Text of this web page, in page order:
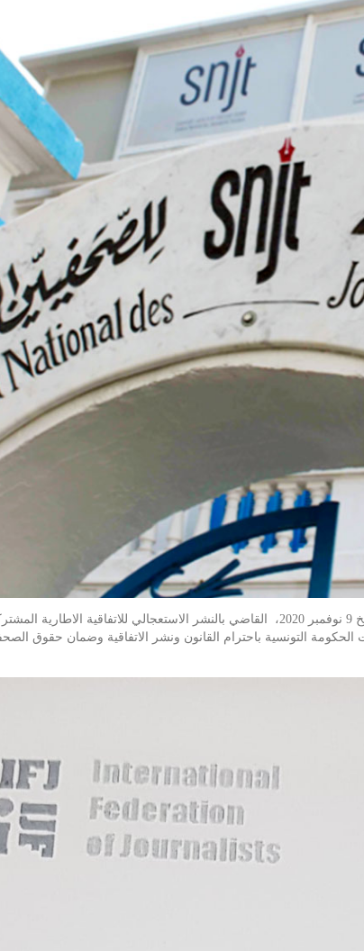
على خلفية عدم احترام رئيس الحكومة هشام المشيشي قرار الحكمة الادرية الصادر بتاريخ 9 نوفمبر 2020، القاضي
التونسية باحترام القانون ونشر الاتفاقية وضمان حقوق